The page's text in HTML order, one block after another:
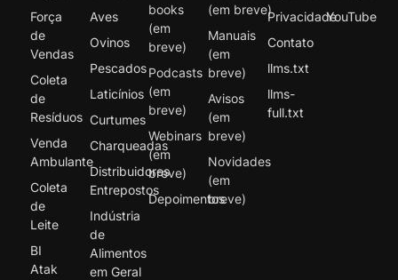
Força
de
Vendas
Coleta
de
Resíduos
Venda
Ambulante
Coleta
de
Leite
BI
Atak
Aves
Ovinos
Pescados
Laticínios
Curtumes
Charqueadas
Distribuidores
Entrepostos
Indústria
de
Alimentos
em Geral
books
(em
breve)
Podcasts
(em
breve)
Webinars
(em
breve)
Depoimentos
(em breve)
Manuais
(em
breve)
Avisos
(em
breve)
Novidades
(em
breve)
Privacidade
Contato
llms.txt
llms-
full.txt
YouTube